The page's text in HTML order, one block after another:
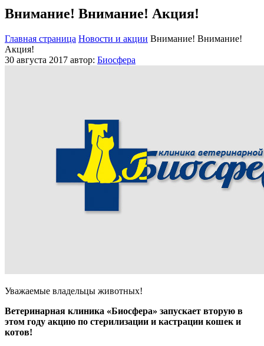
Внимание! Внимание! Акция!
Главная страница Новости и акции Внимание! Внимание!
Акция!
30 августа 2017 автор: Биосфера
Уважаемые владельцы животных!
Ветеринарная клиника «Биосфера» запускает вторую в
этом году акцию по стерилизации и кастрации кошек и
котов!